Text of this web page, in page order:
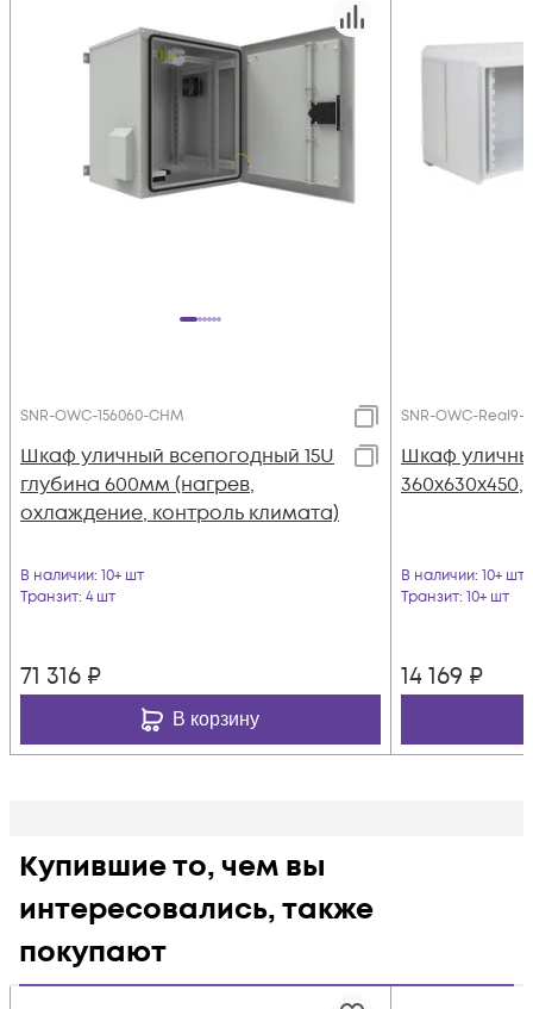
SNR-OWC-156060-CHM
Шкаф уличный всепогодный 15U
глубина 600мм (нагрев,
охлаждение, контроль климата)
В наличии: 10+ шт
Транзит: 4 шт
71 316 ₽
В корзину
SNR-OWC-Real9-
Шкаф
360х630х450,
В наличии: 10+ шт
Транзит: 10+ шт
14 169 ₽
Купившие то, чем вы
интересовались, также
покупают